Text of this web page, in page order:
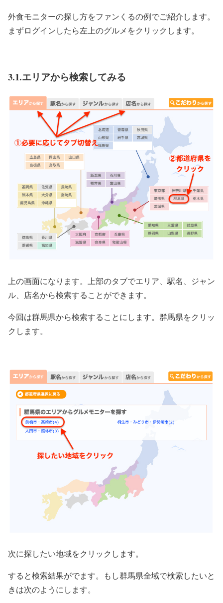
外食モニターの探し方をファンくるの例でご紹介します。
まずログインしたら左上のグルメをクリックします。
3.1.エリアから検索してみる
上の画面になります。上部のタブでエリア、駅名、ジャン
ル、店名から検索することができます。
今回は群馬県から検索することにします。群馬県をクリッ
クします。
次に探したい地域をクリックします。
すると検索結果がでます。もし群馬県全域で検索したいと
きは次のようにします。